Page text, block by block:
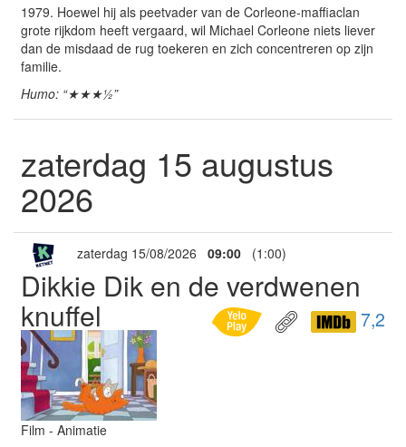
1979. Hoewel hij als peetvader van de Corleone-maffiaclan
grote rijkdom heeft vergaard, wil Michael Corleone niets liever
dan de misdaad de rug toekeren en zich concentreren op zijn
familie.
Humo: “★★★½”
zaterdag 15 augustus
2026
zaterdag 15/08/2026 09:00 (1:00)
Dikkie Dik en de verdwenen
knuffel 7,2
Film - Animatie